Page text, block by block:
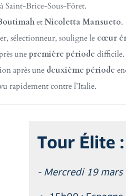
Saint-Brice-Sous-Fôret.
etNicoletta Mansueto.
sélectionneur, souligne le cœur
unepremière période difficile.
après une deuxième période
rapidement contre l’Italie.